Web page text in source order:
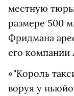
местную
размере 500
Фридмана
его компании
«"Король
воруя у